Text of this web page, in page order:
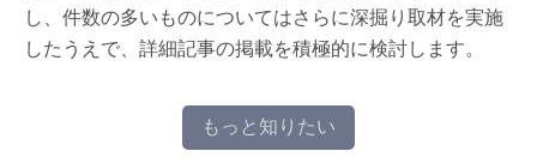
し、件数の多いものについてはさらに深掘り取材を実施
したうえで、詳細記事の掲載を積極的に検討します。
もっと知りたい